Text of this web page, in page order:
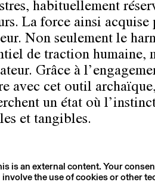
habituellement
La force ainsi acquise
Non seulement le
de traction humaine,
Grâce à
avec cet outil
un état où
et tangibles.
is an external content. Your
involve the use of cookies or other